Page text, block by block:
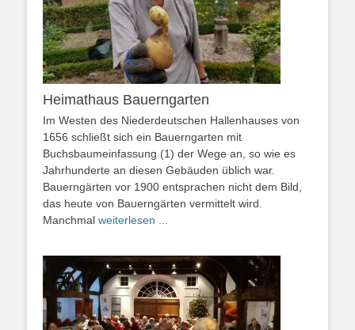
Heimathaus Bauerngarten
Im Westen des Niederdeutschen Hallenhauses von
1656 schließt sich ein Bauerngarten mit
Buchsbaumeinfassung (1) der Wege an, so wie es
Jahrhunderte an diesen Gebäuden üblich war.
Bauerngärten vor 1900 entsprachen nicht dem Bild,
das heute von Bauerngärten vermittelt wird.
Manchmal weiterlesen ...